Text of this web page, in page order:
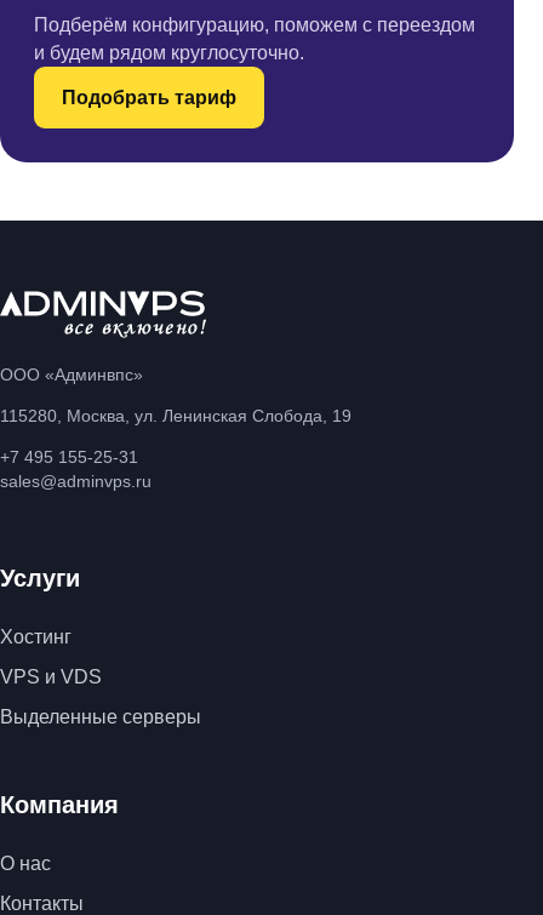
Подберём конфигурацию, поможем с переездом
и будем рядом круглосуточно.
Подобрать тариф
ООО «Админвпс»
115280, Москва, ул. Ленинская Слобода, 19
+7 495 155-25-31
sales@adminvps.ru
Услуги
Хостинг
VPS и VDS
Выделенные серверы
Компания
О нас
Контакты